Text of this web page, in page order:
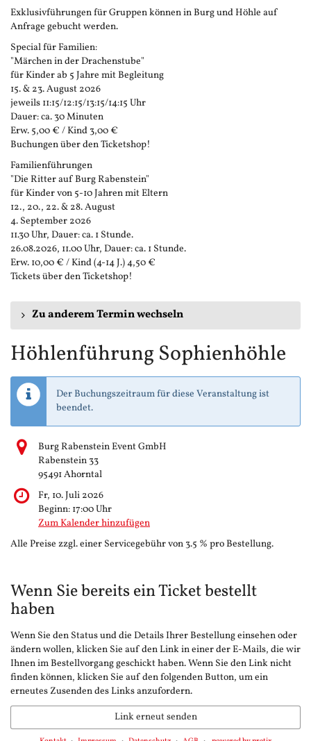
Exklusivführungen für Gruppen können in Burg und Höhle auf
Anfrage gebucht werden.
Special für Familien:
"Märchen in der Drachenstube"
für Kinder ab 5 Jahre mit Begleitung
15. & 23. August 2026
jeweils 11:15/12:15/13:15/14:15 Uhr
Dauer: ca. 30 Minuten
Erw. 5,00 € / Kind 3,00 €
Buchungen über den Ticketshop!
Familienführungen
"Die Ritter auf Burg Rabenstein"
für Kinder von 5-10 Jahren mit Eltern
12., 20., 22. & 28. August
4. September 2026
11.30 Uhr, Dauer: ca. 1 Stunde.
26.08.2026, 11.00 Uhr, Dauer: ca. 1 Stunde.
Erw. 10,00 € / Kind (4-14 J.) 4,50 €
Tickets über den Ticketshop!
Zu anderem Termin wechseln
Höhlenführung Sophienhöhle
Der Buchungszeitraum für diese Veranstaltung ist
beendet.
Burg Rabenstein Event GmbH
Rabenstein 33
95491 Ahorntal
Fr, 10. Juli 2026
Beginn: 17:00Uhr
Zum Kalender hinzufügen
Alle Preise zzgl. einer Servicegebühr von 3.5 % pro Bestellung.
Wenn Sie bereits ein Ticket bestellt
haben
Wenn Sie den Status und die Details Ihrer Bestellung einsehen oder
ändern wollen, klicken Sie auf den Link in einer der E-Mails, die wir
Ihnen im Bestellvorgang geschickt haben. Wenn Sie den Link nicht
finden können, klicken Sie auf den folgenden Button, um ein
erneutes Zusenden des Links anzufordern.
Link erneut senden